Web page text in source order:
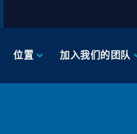
位置 加入我们的团队